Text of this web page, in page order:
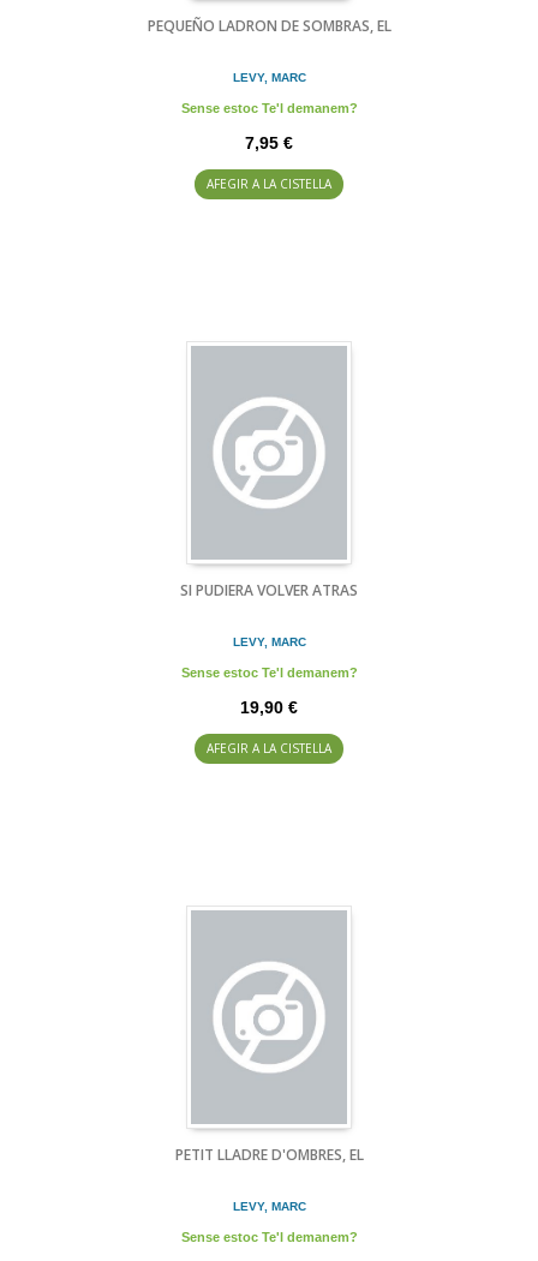
PEQUEÑO LADRON DE SOMBRAS, EL
LEVY, MARC
Sense estoc Te'l demanem?
7,95 €
AFEGIR A LA CISTELLA
SI PUDIERA VOLVER ATRAS
LEVY, MARC
Sense estoc Te'l demanem?
19,90 €
AFEGIR A LA CISTELLA
PETIT LLADRE D'OMBRES, EL
LEVY, MARC
Sense estoc Te'l demanem?